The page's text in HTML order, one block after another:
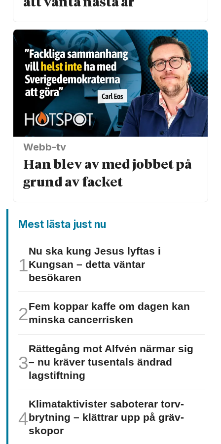
att vänta nästa år
Webb-tv
Han blev av med jobbet på
grund av facket
Mest lästa just nu
Nu ska kung Jesus lyftas i
Kungsan – detta väntar
besökaren
Fem koppar kaffe om dagen kan
minska cancer­risken
Rättegång mot Alfvén närmar sig
– nu kräver tusentals ändrad
lagstiftning
Klimat­aktivister saboterar torv­
brytning – klättrar upp på gräv­
skopor